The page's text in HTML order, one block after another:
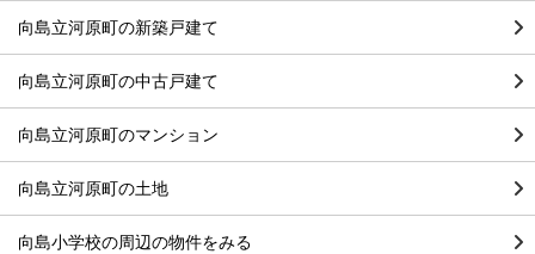
向島立河原町の新築戸建て
向島立河原町の中古戸建て
向島立河原町のマンション
向島立河原町の土地
向島小学校の周辺の物件をみる